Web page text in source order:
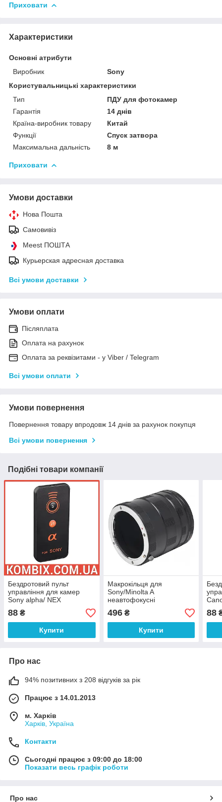
Приховати
Характеристики
Основні атрибути
Виробник
Sony
Користувальницькі характеристики
Тип
ПДУ для фотокамер
Гарантія
14 днів
Країна-виробник товару
Китай
Функції
Спуск затвора
Максимальна дальність
8 м
Приховати
Умови доставки
Нова Пошта
Самовивіз
Meest ПОШТА
Курьерская адресная доставка
Всі умови доставки
Умови оплати
Післяплата
Оплата на рахунок
Оплата за реквізитами - у Viber / Telegram
Всі умови оплати
Умови повернення
Повернення товару впродовж 14 днів за рахунок покупця
Всі умови повернення
Подібні товари компанії
Бездротовий пульт
управління для камер
Sony alpha/ NEX
88 ₴
Купити
Макрокільця для
Sony/Minolta A
неавтофокусні
496₴
Купити
88
Про нас
94% позитивних з 208 відгуків за рік
Працює з 14.01.2013
м. Харків
Харків, Україна
Контакти
Сьогодні працює з 09:00 до 18:00
Показати весь графік роботи
Про нас